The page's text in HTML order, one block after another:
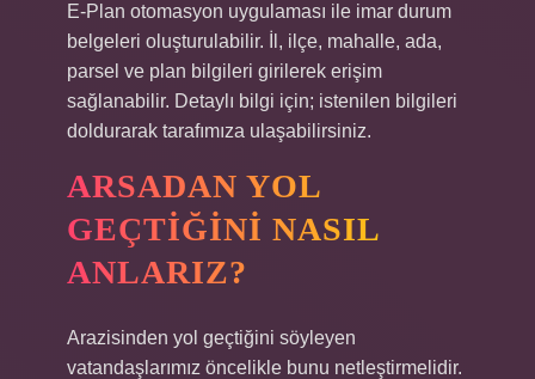
E-Plan otomasyon uygulaması ile imar durum
belgeleri oluşturulabilir. İl, ilçe, mahalle, ada,
parsel ve plan bilgileri girilerek erişim
sağlanabilir. Detaylı bilgi için; istenilen bilgileri
doldurarak tarafımıza ulaşabilirsiniz.
ARSADAN YOL
GEÇTIĞINI NASIL
ANLARIZ?
Arazisinden yol geçtiğini söyleyen
vatandaşlarımız öncelikle bunu netleştirmelidir.